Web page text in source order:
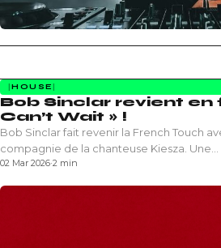
HOUSE
Bob Sinclar revient en
Can’t Wait » !
Bob Sinclar fait revenir la French Touch
compagnie de la chanteuse Kiesza. Une…
02 Mar 2026·2 min